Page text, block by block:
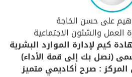
على حسن الخاجة
العمل والشئون الاجتماعية
كيم لإدارة الموارد البشرية
(نصل بك إلى قمة الأداء)
: صرح أكاديمي متميز